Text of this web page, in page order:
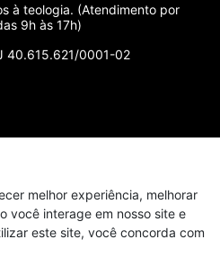
melhor experiência, melhorar
você interage em nosso site e
este site, você concorda com
à teologia. (Atendimento por
9h às 17h)
40.615.621/0001-02